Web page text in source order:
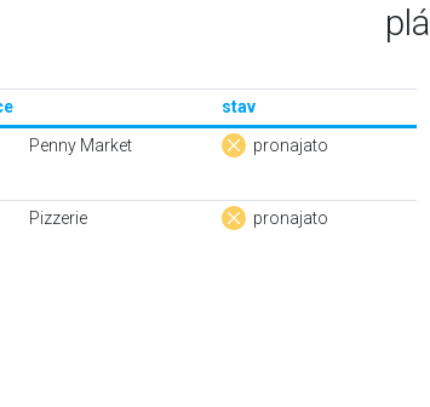
stav
Penny Market pronajato
Pizzerie pronajato